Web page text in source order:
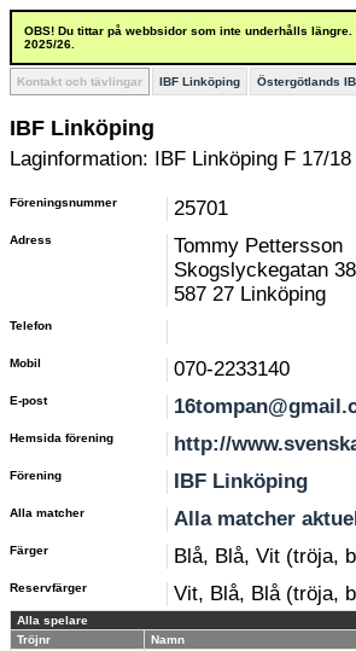
OBS! Du tittar på webbsidor som inte underhålls
2025/26.
Kontakt och tävlingar IBF Linköping Östergötlands
IBF Linköping
Laginformation: IBF Linköping F 17/
Föreningsnummer 25701
Adress
Tommy Pettersson
Skogslyckegatan 38
587 27 Linköping
Telefon
Mobil 070-2233140
E-post
Hemsida förening http://
Förening IBF Linköping
Alla matcher Alla matcher
Färger Blå, Blå, Vit (tröja,
Reservfärger Vit, Blå, Blå (tröja,
Alla spelare
Tröjnr
Namn